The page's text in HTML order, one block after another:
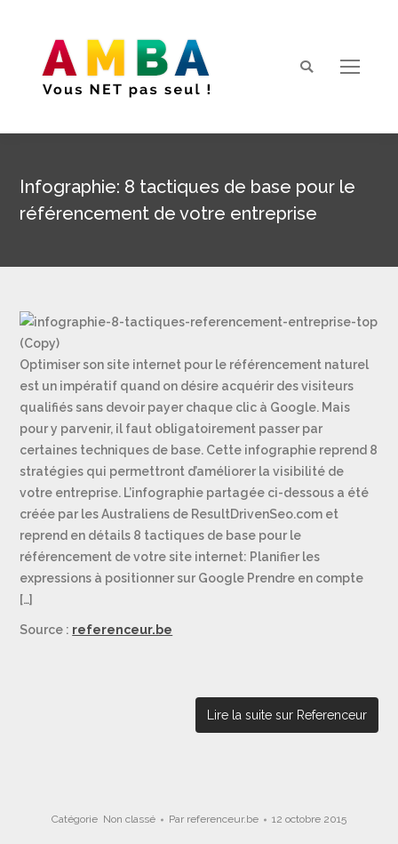
Search:
Infographie: 8 tactiques de base pour le
référencement de votre entreprise
Optimiser son site internet pour le référencement naturel
est un impératif quand on désire acquérir des visiteurs
qualifiés sans devoir payer chaque clic à Google. Mais
pour y parvenir, il faut obligatoirement passer par
certaines techniques de base. Cette infographie reprend 8
stratégies qui permettront d’améliorer la visibilité de
votre entreprise. L’infographie partagée ci-dessous a été
créée par les Australiens de ResultDrivenSeo.com et
reprend en détails 8 tactiques de base pour le
référencement de votre site internet: Planifier les
expressions à positionner sur Google Prendre en compte
[…]
Source : referenceur.be
Lire la suite sur Referenceur
Catégorie Non classé Par referenceur.be 12 octobre 2015